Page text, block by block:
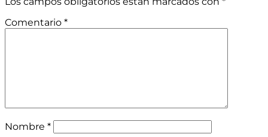
Comentario *
Nombre *